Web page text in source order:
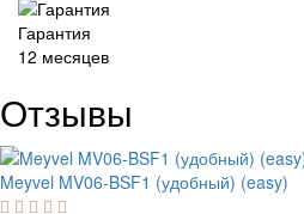
Гарантия
12 месяцев
Отзывы
Meyvel MV06-BSF1 (удобный) (easy)